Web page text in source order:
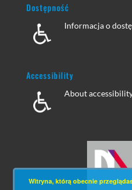
Dostępność
Informacja o
Accessibility
About
Witryna, którą obecnie